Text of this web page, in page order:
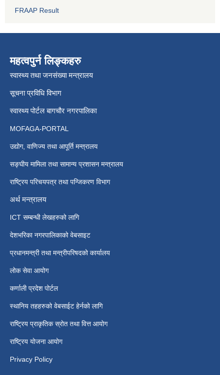
FRAAP Result
महत्वपुर्न लिङ्कहरु
स्वास्थ्य तथा जनसंख्या मन्त्रालय
सूचना प्रविधि विभाग
स्वास्थ्य पोर्टल बागचौर नगरपालिका
MOFAGA-PORTAL
उद्योग, वाणिज्य तथा आपूर्ति मन्त्रालय
सङ्घीय मामिला तथा सामान्य प्रशासन मन्त्रालय
राष्ट्रिय परिचयपत्र तथा पन्जिकरण विभाग
अर्थ मन्त्रालय
ICT सम्बन्धी लेखहरुको लागि
देशभरिका नगरपालिकाको वेबसाइट
प्रधानमन्त्री तथा मन्त्रीपरिषदको कार्यालय
लोक सेवा आयोग
कर्णाली प्रदेश पोर्टल
स्थानिय तहहरुको वेबसाईट हेर्नको लागि
राष्ट्रिय प्राकृतिक स्रोत तथा वित्त आयोग
राष्ट्रिय योजना आयोग
Privacy Policy